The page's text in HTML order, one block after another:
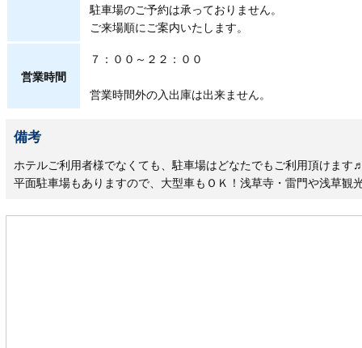
駐車場のご予約は承っておりません。
ご来場順にご案内いたします。
営業時間
７：００～２２：００
営業時間外の入出庫は出来ません。
備考
ホテルご利用者様でなくても、駐車場はどなたでもご利用頂けます♬
平面駐車場もありますので、大型車もＯＫ！浅草寺・雷門や浅草観